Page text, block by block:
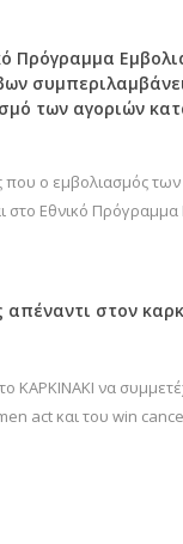
Πρόγραμμα
των αγοριών
που ο εμβολιασμός των
στο Εθνικό
απέναντι στον
ΚΑΡΚΙΝΑΚΙ να
act και του win